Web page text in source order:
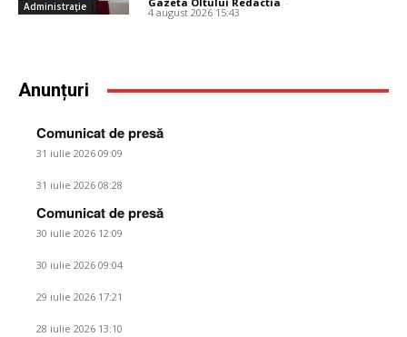
Administrație 4 august 2026 15:43
Anunțuri
Comunicat de presă
31 iulie 2026 09:09
31 iulie 2026 08:28
Comunicat de presă
30 iulie 2026 12:09
30 iulie 2026 09:04
29 iulie 2026 17:21
28 iulie 2026 13:10